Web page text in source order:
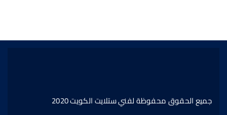
جميع الحقوق محفوظة لفني ستلايت الكويت 2020